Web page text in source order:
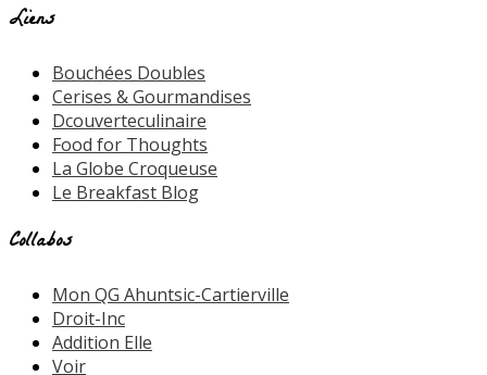
Liens
Bouchées Doubles
Cerises & Gourmandises
Dcouverteculinaire
Food for Thoughts
La Globe Croqueuse
Le Breakfast Blog
Collabos
Mon QG Ahuntsic-Cartierville
Droit-Inc
Addition Elle
Voir